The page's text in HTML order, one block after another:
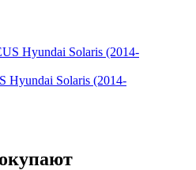
Hyundai Solaris (2014-